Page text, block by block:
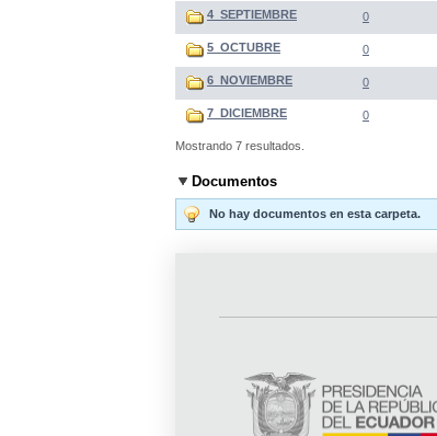
4_SEPTIEMBRE 0
5_OCTUBRE 0
6_NOVIEMBRE 0
7_DICIEMBRE 0
Mostrando 7 resultados.
Documentos
No hay documentos en esta carpeta.